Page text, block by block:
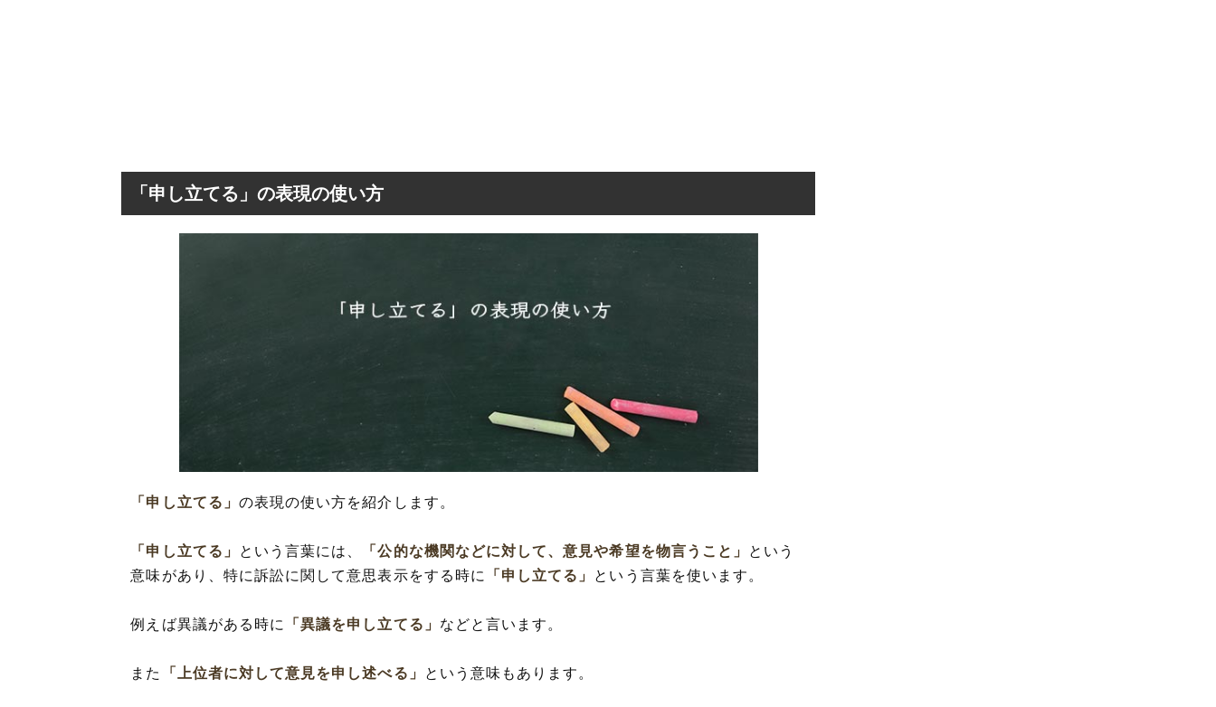
「申し立てる」の表現の使い方
「申し立てる」 の表現の使い方を紹介します。
「申し立てる」 という言葉には、 「公的な機関などに対して、意見や希望を物言うこと」
という
意味があり、特に訴訟に関して意思表示をする時に
「申し立てる」 という言葉を使います。
例えば異議がある時に 「異議を申し立てる」 などと言います。
また 「上位者に対して意見を申し述べる」 という意味もあります。